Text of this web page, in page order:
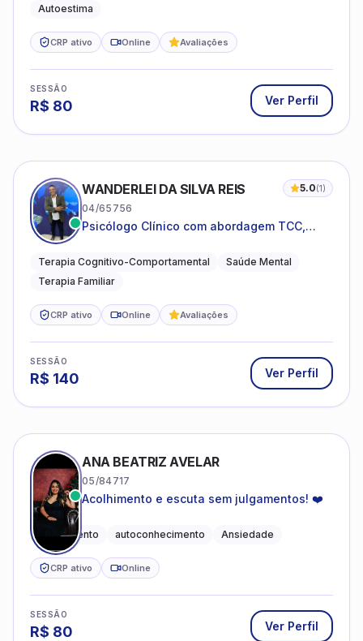
Autoestima
CRP ativo Online Avaliações
SESSÃO
R$ 80 Ver Perfil
WANDERLEI DA SILVA REIS 5.0(1)
04/65756
Psicólogo Clínico com abordagem TCC,
sistêmica
Terapia Cognitivo-Comportamental
Saúde Mental
Terapia Familiar
CRP ativo Online Avaliações
SESSÃO
R$ 140 Ver Perfil
ANA BEATRIZ AVELAR
05/84717
Acolhimento e escuta sem julgamentos! ❤️
Acolhimento autoconhecimento Ansiedade
CRP ativo Online
SESSÃO
R$ 80 Ver Perfil